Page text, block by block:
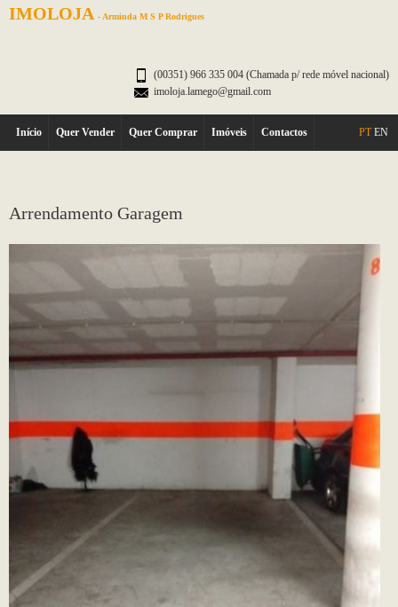
IMOLOJA - Arminda M S P Rodrigues
(00351) 966 335 004 (Chamada p/ rede móvel nacional)
imoloja.lamego@gmail.com
Início Quer Vender Quer Comprar Imóveis Contactos PT EN
Arrendamento Garagem